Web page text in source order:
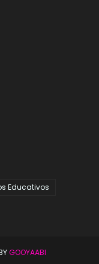
Educativos
GOOYAABI